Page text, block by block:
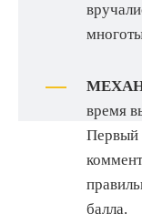
время
Первый
балла.